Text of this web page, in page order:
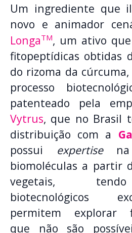
Um ingrediente que
novo e animador
LongaTM, um ativo
fitopeptídicas obtidas
do rizoma da
processo
patenteado pela
Vytrus, que no Brasil
distribuição com a
possui expertisena
biomoléculas a partir
vegetais,
biotecnológicos
permitem explorar
que não são